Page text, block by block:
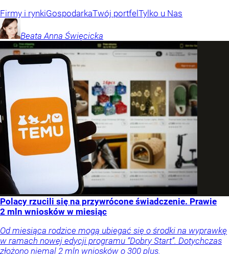
Firmy i rynkiGospodarkaTwój portfelTylko u Nas
Beata Anna Święcicka
Polacy rzucili się na przywrócone świadczenie. Prawie
2 mln wniosków w miesiąc
Od miesiąca rodzice mogą ubiegać się o środki na wyprawkę
w ramach nowej edycji programu “Dobry Start”. Dotychczas
złożono niemal 2 mln wniosków o 300 plus.